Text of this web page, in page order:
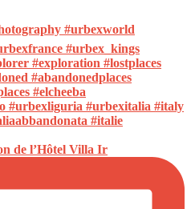
de l’Hôtel Villa Ir